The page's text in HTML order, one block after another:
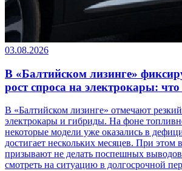
03.08.2026
В «Балтийском лизинге»
рост спроса на электрокары: что
В «Балтийском лизинге» отмечают
электрокары и гибриды. На фоне
некоторые модели уже оказались в
достигает нескольких месяцев. При этом
призывают не делать поспешных
смотреть на ситуацию в долгосрочной